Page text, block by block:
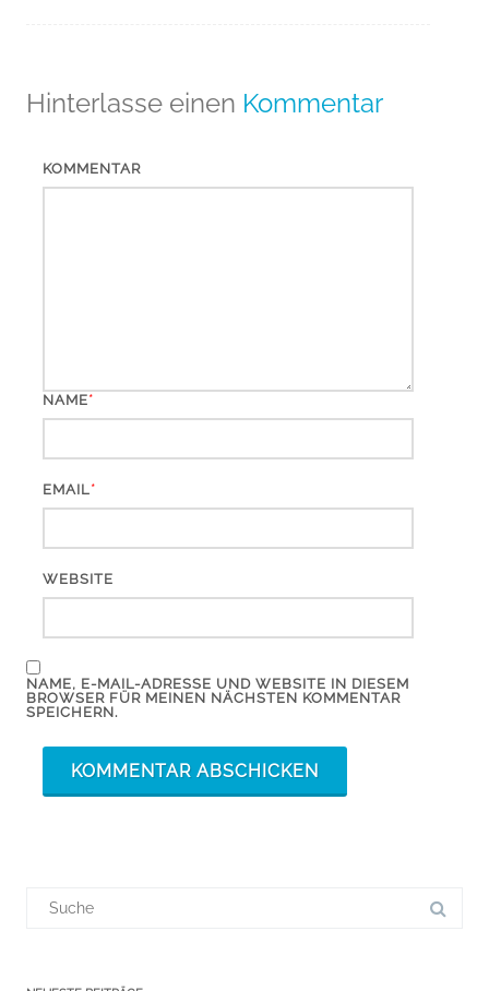
Hinterlasse einen Kommentar
KOMMENTAR
NAME*
EMAIL*
WEBSITE
NAME, E-MAIL-ADRESSE UND WEBSITE IN DIESEM
BROWSER FÜR MEINEN NÄCHSTEN KOMMENTAR
SPEICHERN.